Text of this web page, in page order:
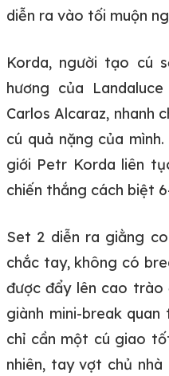
diễn ra vào tối muộn
Korda, người tạo cú
hương của
Carlos Alcaraz, nhanh
cú quả nặng của
giới Petr Korda liên
chiến thắng cách biệt
Set 2 diễn ra giằng
chắc tay, không có
được đẩy lên cao
giành mini-break
chỉ cần một cú giao
nhiên, tay vợt chủ